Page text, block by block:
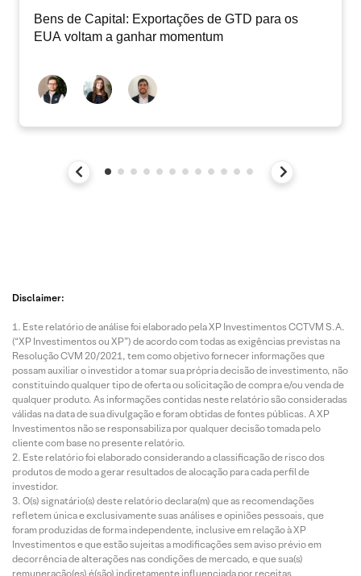
Bens de Capital: Exportações de GTD para os
EUA voltam a ganhar momentum
Disclaimer:
Este relatório de análise foi elaborado pela XP Investimentos CCTVM S.A.
(“XP Investimentos ou XP”) de acordo com todas as exigências previstas na
Resolução CVM 20/2021, tem como objetivo fornecer informações que
possam auxiliar o investidor a tomar sua própria decisão de investimento, não
constituindo qualquer tipo de oferta ou solicitação de compra e/ou venda de
qualquer produto. As informações contidas neste relatório são consideradas
válidas na data de sua divulgação e foram obtidas de fontes públicas. A XP
Investimentos não se responsabiliza por qualquer decisão tomada pelo
cliente com base no presente relatório.
Este relatório foi elaborado considerando a classificação de risco dos
produtos de modo a gerar resultados de alocação para cada perfil de
investidor.
O(s) signatário(s) deste relatório declara(m) que as recomendações
refletem única e exclusivamente suas análises e opiniões pessoais, que
foram produzidas de forma independente, inclusive em relação à XP
Investimentos e que estão sujeitas a modificações sem aviso prévio em
decorrência de alterações nas condições de mercado, e que sua(s)
remuneração(es) é(são) indiretamente influenciada por receitas